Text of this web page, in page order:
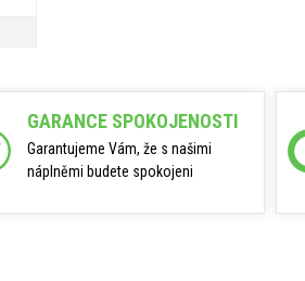
GARANCE SPOKOJENOSTI
Garantujeme Vám, že s našimi
náplněmi budete spokojeni